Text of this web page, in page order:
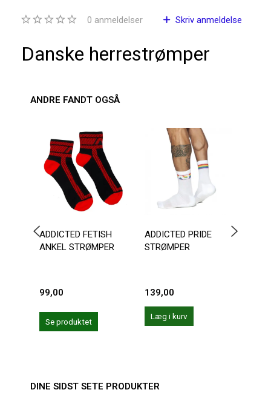
0 anmeldelser Skriv anmeldelse
Danske herrestrømper
ANDRE FANDT OGSÅ
ADDICTED FETISH
ANKEL STRØMPER
99,00
Se produktet
ADDICTED PRIDE
STRØMPER
139,00
Læg i kurv
DINE SIDST SETE PRODUKTER